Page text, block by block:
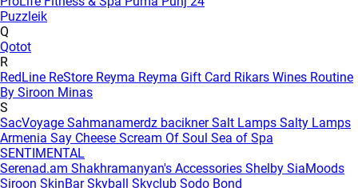
Puzzleik
Q
Qotot
R
RedLine ReStore Reyma Reyma Gift Card Rikars Wines Routine
By Siroon Minas
S
SacVoyage Sahmanamerdz baciknerSalt Lamps Salty Lamps
Armenia Say Cheese Scream Of Soul Sea of Spa
SENTIMENTAL
Serenad.am Shakhramanyan's Accessories Shelby SiaMoods
Siroon SkinBarSkyball Skyclub Sodo Bond